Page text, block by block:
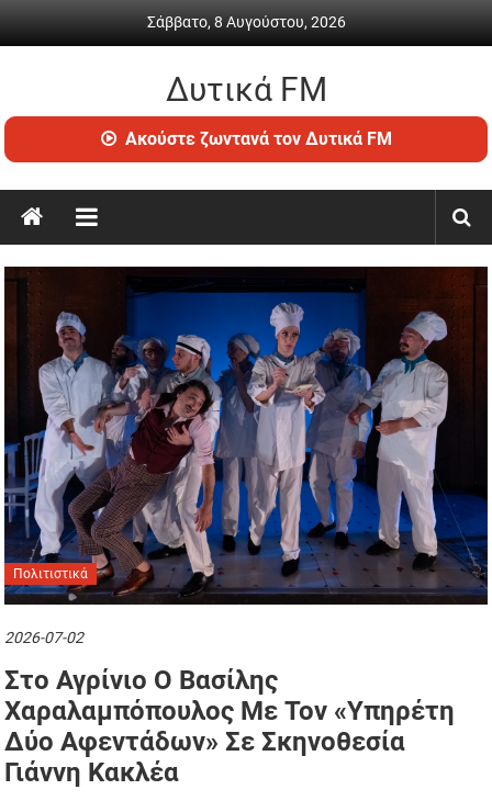
Σάββατο, 8 Αυγούστου, 2026
Δυτικά FM
Ραδιόφωνο
•
ενημέρωση
Ακούστε ζωντανά τον Δυτικά FM
Πολιτιστικά
2026-07-02
Στο Αγρίνιο Ο Βασίλης
Χαραλαμπόπουλος Με Τον «Υπηρέτη
Δύο Αφεντάδων» Σε Σκηνοθεσία
Γιάννη Κακλέα